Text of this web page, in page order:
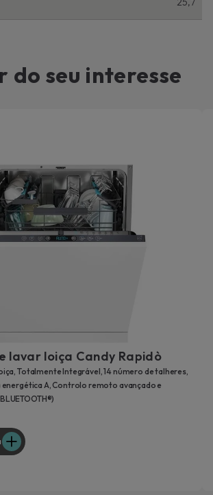
do seu interesse
lavar loiça Candy Rapidò
Totalmente Integrável, 14 número de talheres,
energética A, Controlo remoto avançado e